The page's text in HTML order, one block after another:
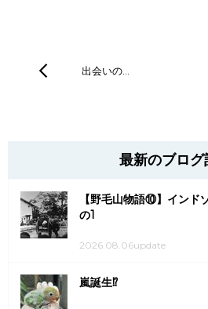
出会いの…
最新のブログ
【野毛山物語⑩】イン
の1
2026.08.06update
嵐誕生⁉